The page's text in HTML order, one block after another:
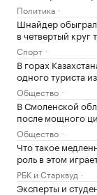
Политика
Шнайдер
в четвертый круг
Спорт
В горах
одного туриста
Общество
В Смоленской
после мощного
Общество
Что такое
роль в этом
РБК и Старквуд
Эксперты и